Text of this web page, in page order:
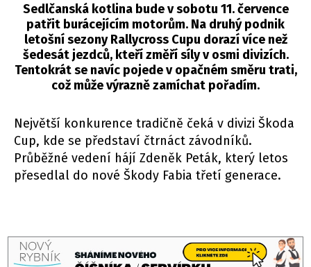
Sedlčanská kotlina bude v sobotu 11. července
patřit burácejícím motorům. Na druhý podnik
letošní sezony Rallycross Cupu dorazí více než
šedesát jezdců, kteří změří síly v osmi divizích.
Tentokrát se navíc pojede v opačném směru trati,
což může výrazně zamíchat pořadím.
Největší konkurence tradičně čeká v divizi Škoda
Cup, kde se představí čtrnáct závodníků.
Průběžné vedení hájí Zdeněk Peták, který letos
přesedlal do nové Škody Fabia třetí generace.